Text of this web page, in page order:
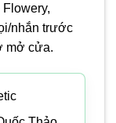
nhắn trước
mở cửa.